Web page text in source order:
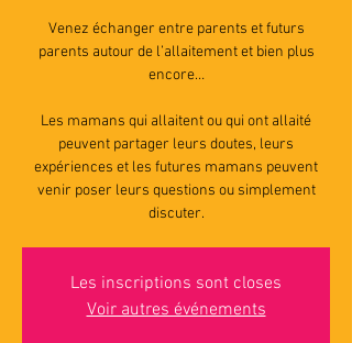
Venez échanger entre parents et futurs
parents autour de l’allaitement et bien plus
encore…
Les mamans qui allaitent ou qui ont allaité
peuvent partager leurs doutes, leurs
expériences et les futures mamans peuvent
venir poser leurs questions ou simplement
discuter.
Les inscriptions sont closes
Voir autres événements